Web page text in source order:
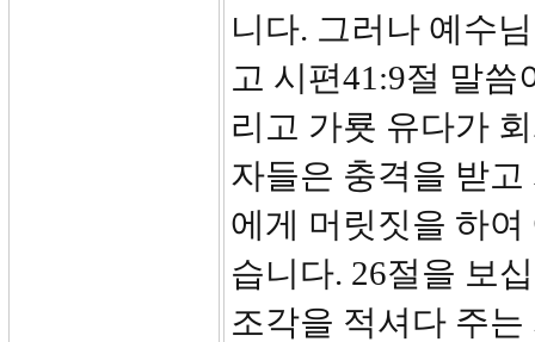
니다. 그러나 예수
고 시편41:9절 말
리고 가룟 유다가
자들은 충격을 받
에게 머릿짓을 하
습니다. 26절을 보
조각을 적셔다 주